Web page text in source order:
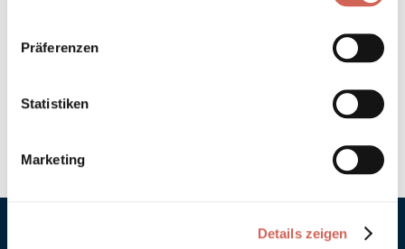
Präferenzen
Statistiken
Marketing
Details zeigen
Hinweis zur Farbtongenauigkeit